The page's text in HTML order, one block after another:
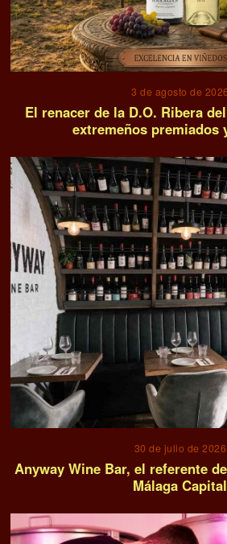
3 de agosto de
El renacer de la D.O. Ribera
extremeños premiados
30 de julio de 2026
Anyway Wine Bar, el referente
Málaga Capital